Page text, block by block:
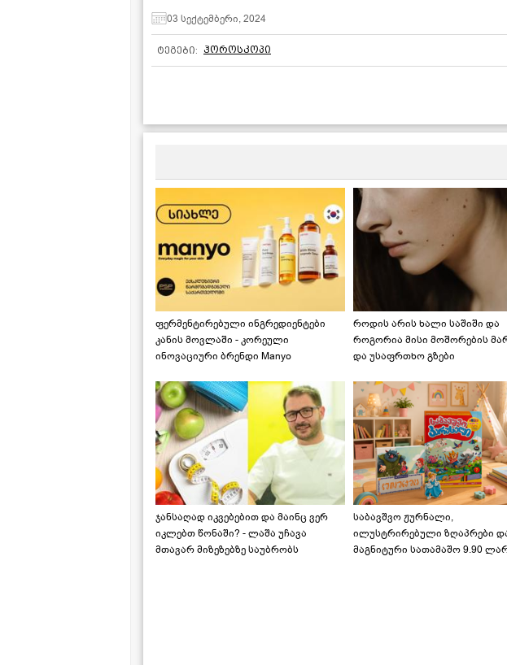
03 სექტემბერი, 2024
ტეგები: ჰოროსკოპი
ფერმენტირებული ინგრედიენტები
კანის მოვლაში - კორეული
ინოვაციური ბრენდი Manyo
როდის არის ხალი საშიში და
როგორია მისი მოშორების
და უსაფრთხო გზები
ჯანსაღად იკვებებით და მაინც ვერ
იკლებთ წონაში? - ლაშა უჩავა
მთავარ მიზეზებზე საუბრობს
საბავშვო ჟურნალი,
ილუსტრირებული ზღაპრები
მაგნიტური სათამაშო 9.90